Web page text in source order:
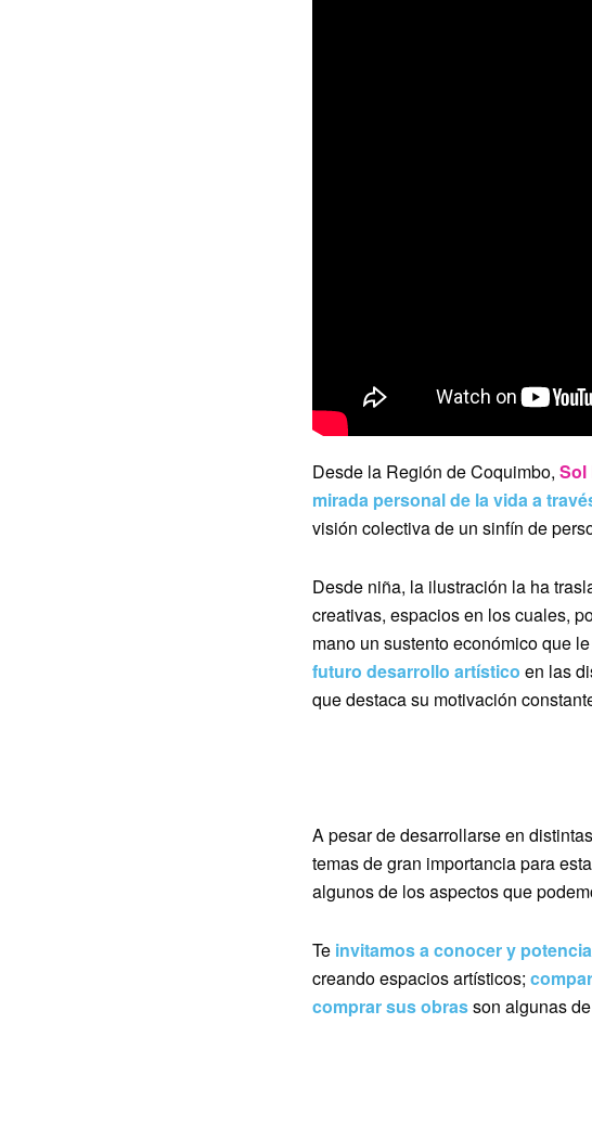
Desde la Región de Coquimbo, Sol
mirada personal de la vida a
visión colectiva de un sinfín de
Desde niña, la ilustración la ha
creativas, espacios en los cuales,
mano un sustento económico que
futuro desarrollo artístico en las
que destaca su motivación
A pesar de desarrollarse en
temas de gran importancia para
algunos de los aspectos que
Te invitamos a conocer y
creando espacios artísticos;
comprar sus obrasson algunas